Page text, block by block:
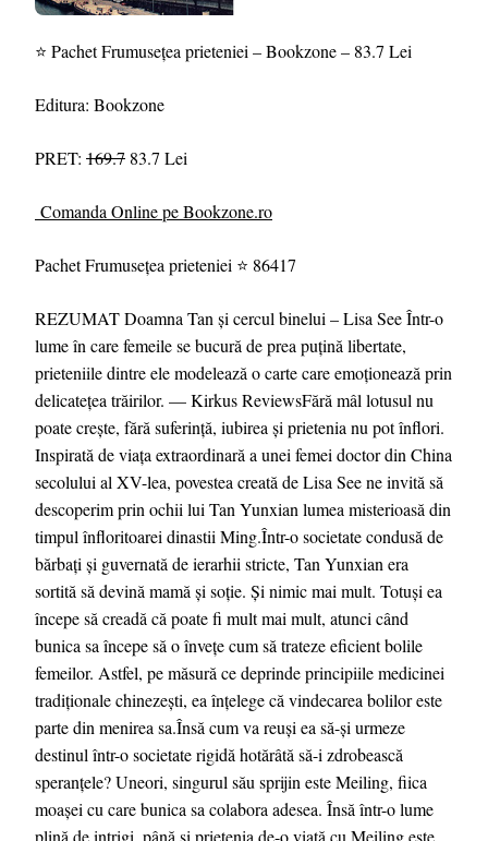
⭐ Pachet Frumusețea prieteniei – Bookzone – 83.7 Lei
Editura: Bookzone
PRET: 169.7 83.7 Lei
Comanda Online pe Bookzone.ro
Pachet Frumusețea prieteniei ⭐ 86417
REZUMAT Doamna Tan și cercul binelui – Lisa See Într-o
lume în care femeile se bucură de prea puțină libertate,
prieteniile dintre ele modelează o carte care emoționează prin
delicatețea trăirilor. — Kirkus ReviewsFără mâl lotusul nu
poate crește, fără suferință, iubirea și prietenia nu pot înflori.
Inspirată de viața extraordinară a unei femei doctor din China
secolului al XV-lea, povestea creată de Lisa See ne invită să
descoperim prin ochii lui Tan Yunxian lumea misterioasă din
timpul înfloritoarei dinastii Ming.Într-o societate condusă de
bărbați și guvernată de ierarhii stricte, Tan Yunxian era
sortită să devină mamă și soție. Și nimic mai mult. Totuși ea
începe să creadă că poate fi mult mai mult, atunci când
bunica sa începe să o învețe cum să trateze eficient bolile
femeilor. Astfel, pe măsură ce deprinde principiile medicinei
tradiționale chinezești, ea înțelege că vindecarea bolilor este
parte din menirea sa.Însă cum va reuși ea să-și urmeze
destinul într-o societate rigidă hotărâtă să-i zdrobească
speranțele? Uneori, singurul său sprijin este Meiling, fiica
moașei cu care bunica sa colabora adesea. Însă într-o lume
plină de intrigi, până și prietenia de-o viață cu Meiling este